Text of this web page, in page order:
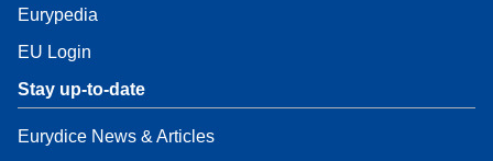
Eurypedia
EU Login
Stay up-to-date
Eurydice News & Articles